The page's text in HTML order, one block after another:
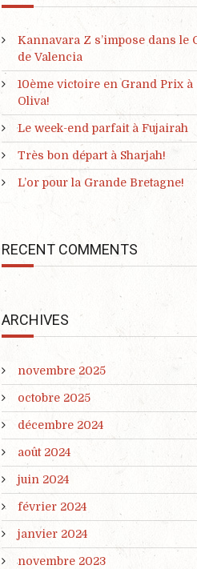
Kannavara Z s’impose dans le
de Valencia
10ème victoire en Grand Prix à
Oliva!
Le week-end parfait à Fujairah
Très bon départ à Sharjah!
L’or pour la Grande Bretagne!
RECENT COMMENTS
ARCHIVES
novembre 2025
octobre 2025
décembre 2024
août 2024
juin 2024
février 2024
janvier 2024
novembre 2023